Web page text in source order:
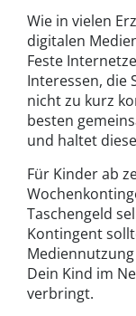
Wie in vielen
digitalen
Feste
Interessen, die
nicht zu kurz
besten
und haltet
Für Kinder ab
Taschengeld
Kontingent
Dein Kind im
verbringt.